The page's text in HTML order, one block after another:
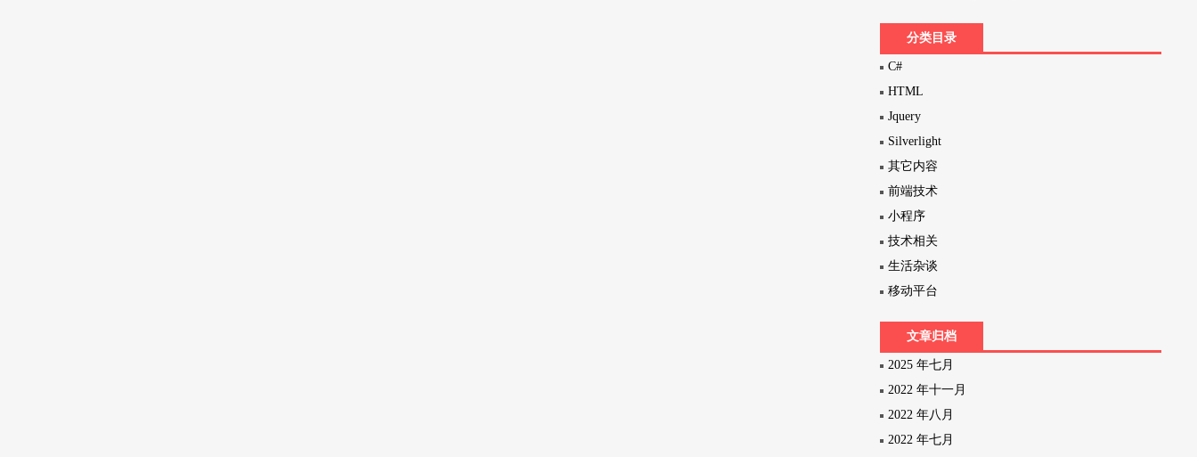
分类目录
C#
HTML
Jquery
Silverlight
其它内容
前端技术
小程序
技术相关
生活杂谈
移动平台
文章归档
2025 年七月
2022 年十一月
2022 年八月
2022 年七月